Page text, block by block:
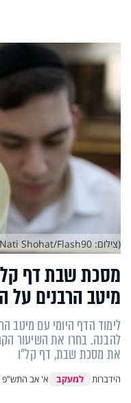
מסכת שבת דף
מיטב הרבנים על
לימוד הדף היומי עם מיטב
להבנה. בחרו את השיעור
את מסכת שבת, דף קל"ו
הידברות למעקב א' אב התש"פ
(צילום: Nati Shohat/Flash90)